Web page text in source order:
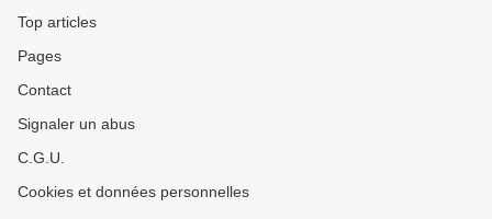
Top articles
Pages
Contact
Signaler un abus
C.G.U.
Cookies et données personnelles